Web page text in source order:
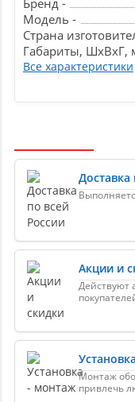
Бренд -
Модель -
Страна
Габариты, ШxВxГ,
Все характеристики
Доставка
Акции и
Действуют
Монтаж
привлечь